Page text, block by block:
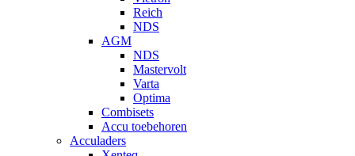
Reich
NDS
AGM
NDS
Mastervolt
Varta
Optima
Combisets
Accu toebehoren
Acculaders